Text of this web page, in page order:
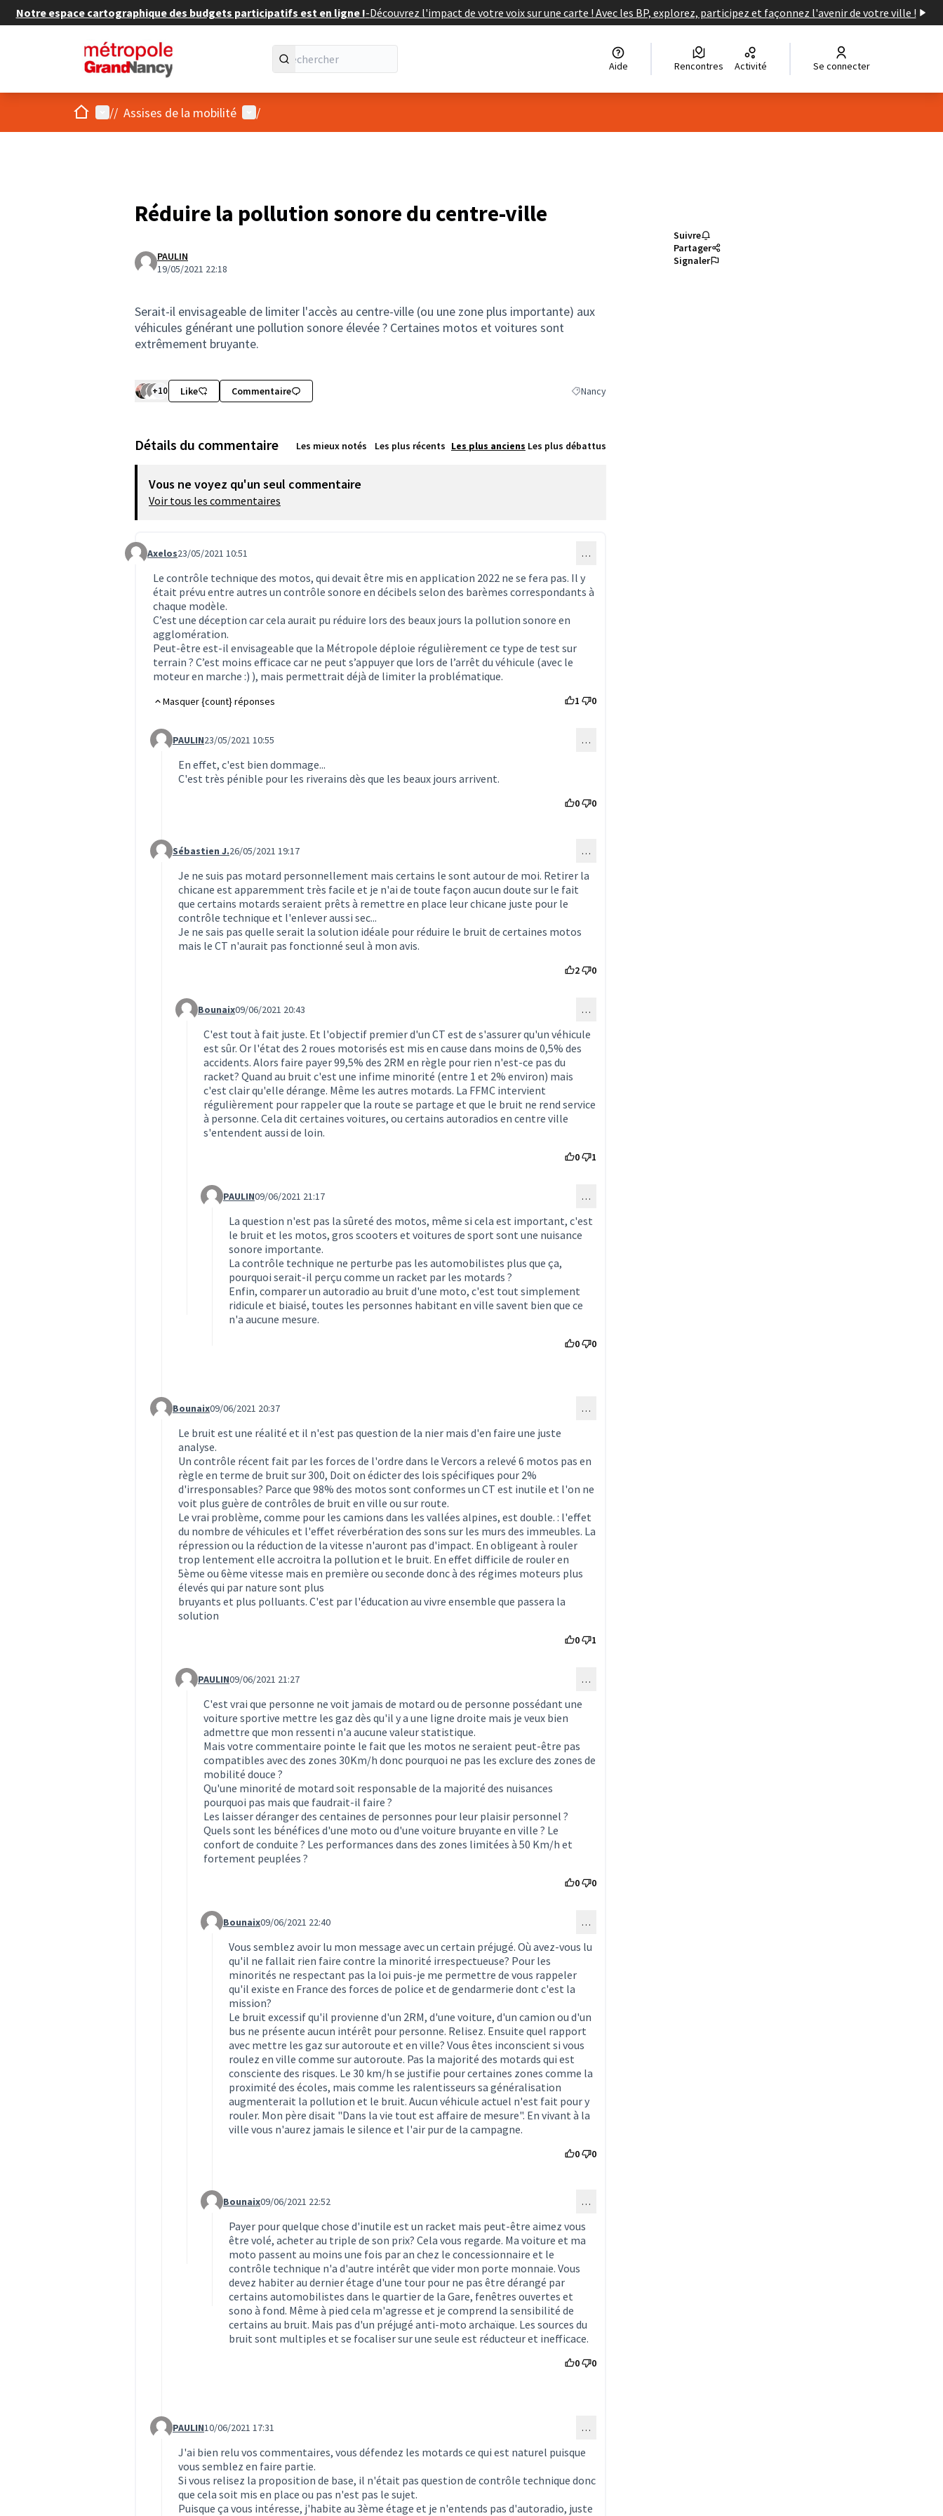
Notre espace cartographique des budgets participatifs est en ligne !-Découvrez l'impact de votre voix sur une carte ! Avec les BP, explorez, participez et façonnez l'avenir de votre ville !
Aide Rencontres Activité Se connecter
AccueilMenu principal
// Assises de la mobilité Menu utilisateur
/
Réduire la pollution sonore du centre-ville
PAULIN
19/05/2021 22:18
Serait-il envisageable de limiter l'accès au centre-ville (ou une zone plus importante) aux
véhicules générant une pollution sonore élevée ? Certaines motos et voitures sont
extrêmement bruyante.
+10 Like Commentaire Filtrer les résultats de la catégorie : Nancy
Nancy
Suivre
Partager
Signaler
Détails du commentaire Les mieux notés Les plus récents Les plus anciens Les plus débattus
Vous ne voyez qu'un seul commentaire
Voir tous les commentaires
Commentaire 1494
Axelos23/05/2021 10:51 …
Le contrôle technique des motos, qui devait être mis en application 2022 ne se fera pas. Il y
était prévu entre autres un contrôle sonore en décibels selon des barèmes correspondants à
chaque modèle.
C’est une déception car cela aurait pu réduire lors des beaux jours la pollution sonore en
agglomération.
Peut-être est-il envisageable que la Métropole déploie régulièrement ce type de test sur
terrain ? C’est moins efficace car ne peut s’appuyer que lors de l’arrêt du véhicule (avec le
moteur en marche :) ), mais permettrait déjà de limiter la problématique.
Masquer {count} réponses 1 0
Commentaire 1495 (réponse au commentaire 1494)
PAULIN23/05/2021 10:55 …
En effet, c'est bien dommage...
C'est très pénible pour les riverains dès que les beaux jours arrivent.
0 0
Commentaire 1512 (réponse au commentaire 1494)
Sébastien J.26/05/2021 19:17 …
Je ne suis pas motard personnellement mais certains le sont autour de moi. Retirer la
chicane est apparemment très facile et je n'ai de toute façon aucun doute sur le fait
que certains motards seraient prêts à remettre en place leur chicane juste pour le
contrôle technique et l'enlever aussi sec...
Je ne sais pas quelle serait la solution idéale pour réduire le bruit de certaines motos
mais le CT n'aurait pas fonctionné seul à mon avis.
2 0
Commentaire 1600 (réponse au commentaire 1512)
Bounaix09/06/2021 20:43 …
C'est tout à fait juste. Et l'objectif premier d'un CT est de s'assurer qu'un véhicule
est sûr. Or l'état des 2 roues motorisés est mis en cause dans moins de 0,5% des
accidents. Alors faire payer 99,5% des 2RM en règle pour rien n'est-ce pas du
racket? Quand au bruit c'est une infime minorité (entre 1 et 2% environ) mais
c'est clair qu'elle dérange. Même les autres motards. La FFMC intervient
régulièrement pour rappeler que la route se partage et que le bruit ne rend service
à personne. Cela dit certaines voitures, ou certains autoradios en centre ville
s'entendent aussi de loin.
0 1
Commentaire 1602 (réponse au commentaire 1600)
PAULIN09/06/2021 21:17 …
La question n'est pas la sûreté des motos, même si cela est important, c'est
le bruit et les motos, gros scooters et voitures de sport sont une nuisance
sonore importante.
La contrôle technique ne perturbe pas les automobilistes plus que ça,
pourquoi serait-il perçu comme un racket par les motards ?
Enfin, comparer un autoradio au bruit d'une moto, c'est tout simplement
ridicule et biaisé, toutes les personnes habitant en ville savent bien que ce
n'a aucune mesure.
0 0
Commentaire 1599 (réponse au commentaire 1494)
Bounaix09/06/2021 20:37 …
Le bruit est une réalité et il n'est pas question de la nier mais d'en faire une juste
analyse.
Un contrôle récent fait par les forces de l'ordre dans le Vercors a relevé 6 motos pas en
règle en terme de bruit sur 300, Doit on édicter des lois spécifiques pour 2%
d'irresponsables? Parce que 98% des motos sont conformes un CT est inutile et l'on ne
voit plus guère de contrôles de bruit en ville ou sur route.
Le vrai problème, comme pour les camions dans les vallées alpines, est double. : l'effet
du nombre de véhicules et l'effet réverbération des sons sur les murs des immeubles. La
répression ou la réduction de la vitesse n'auront pas d'impact. En obligeant à rouler
trop lentement elle accroitra la pollution et le bruit. En effet difficile de rouler en
5ème ou 6ème vitesse mais en première ou seconde donc à des régimes moteurs plus
élevés qui par nature sont plus
bruyants et plus polluants. C'est par l'éducation au vivre ensemble que passera la
solution
0 1
Commentaire 1604 (réponse au commentaire 1599)
PAULIN09/06/2021 21:27 …
C'est vrai que personne ne voit jamais de motard ou de personne possédant une
voiture sportive mettre les gaz dès qu'il y a une ligne droite mais je veux bien
admettre que mon ressenti n'a aucune valeur statistique.
Mais votre commentaire pointe le fait que les motos ne seraient peut-être pas
compatibles avec des zones 30Km/h donc pourquoi ne pas les exclure des zones de
mobilité douce ?
Qu'une minorité de motard soit responsable de la majorité des nuisances
pourquoi pas mais que faudrait-il faire ?
Les laisser déranger des centaines de personnes pour leur plaisir personnel ?
Quels sont les bénéfices d'une moto ou d'une voiture bruyante en ville ? Le
confort de conduite ? Les performances dans des zones limitées à 50 Km/h et
fortement peuplées ?
0 0
Commentaire 1605 (réponse au commentaire 1604)
Bounaix09/06/2021 22:40 …
Vous semblez avoir lu mon message avec un certain préjugé. Où avez-vous lu
qu'il ne fallait rien faire contre la minorité irrespectueuse? Pour les
minorités ne respectant pas la loi puis-je me permettre de vous rappeler
qu'il existe en France des forces de police et de gendarmerie dont c'est la
mission?
Le bruit excessif qu'il provienne d'un 2RM, d'une voiture, d'un camion ou d'un
bus ne présente aucun intérêt pour personne. Relisez. Ensuite quel rapport
avec mettre les gaz sur autoroute et en ville? Vous êtes inconscient si vous
roulez en ville comme sur autoroute. Pas la majorité des motards qui est
consciente des risques. Le 30 km/h se justifie pour certaines zones comme la
proximité des écoles, mais comme les ralentisseurs sa généralisation
augmenterait la pollution et le bruit. Aucun véhicule actuel n'est fait pour y
rouler. Mon père disait "Dans la vie tout est affaire de mesure". En vivant à la
ville vous n'aurez jamais le silence et l'air pur de la campagne.
0 0
Commentaire 1606 (réponse au commentaire 1604)
Bounaix09/06/2021 22:52 …
Payer pour quelque chose d'inutile est un racket mais peut-être aimez vous
être volé, acheter au triple de son prix? Cela vous regarde. Ma voiture et ma
moto passent au moins une fois par an chez le concessionnaire et le
contrôle technique n'a d'autre intérêt que vider mon porte monnaie. Vous
devez habiter au dernier étage d'une tour pour ne pas être dérangé par
certains automobilistes dans le quartier de la Gare, fenêtres ouvertes et
sono à fond. Même à pied cela m'agresse et je comprend la sensibilité de
certains au bruit. Mais pas d'un préjugé anti-moto archaïque. Les sources du
bruit sont multiples et se focaliser sur une seule est réducteur et inefficace.
0 0
Commentaire 1608 (réponse au commentaire 1494)
PAULIN10/06/2021 17:31 …
J'ai bien relu vos commentaires, vous défendez les motards ce qui est naturel puisque
vous semblez en faire partie.
Si vous relisez la proposition de base, il n'était pas question de contrôle technique donc
que cela soit mis en place ou pas n'est pas le sujet.
Puisque ça vous intéresse, j'habite au 3ème étage et je n'entends pas d'autoradio, juste